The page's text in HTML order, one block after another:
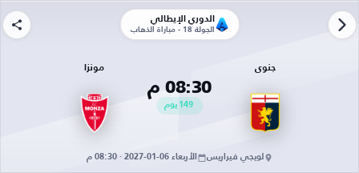
الدوري الإيطالي
الجولة 18 - مباراة الذهاب
جنوى
08:30 م
149 يوم
مونزا
لويجي فيراريس الأربعاء 06-01-2027 · 08:30 م